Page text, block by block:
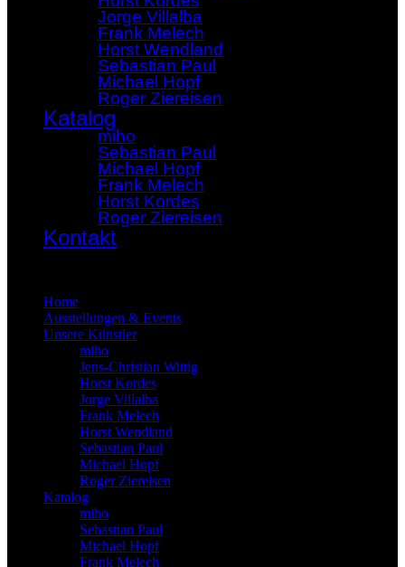
Jorge Villalba
Frank Melech
Horst Wendland
Sebastian Paul
Michael Hopf
Roger Ziereisen
Katalog
miho
Sebastian Paul
Michael Hopf
Frank Melech
Horst Kordes
Roger Ziereisen
Kontakt
Home
Ausstellungen & Events
Unsere Künstler
miho
Jens-Christian Wittig
Horst Kordes
Jorge Villalba
Frank Melech
Horst Wendland
Sebastian Paul
Michael Hopf
Roger Ziereisen
Katalog
miho
Sebastian Paul
Michael Hopf
Frank Melech